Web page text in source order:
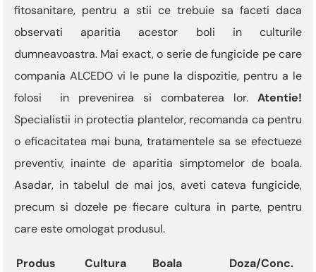
fitosanitare, pentru a stii ce trebuie sa faceti daca
observati aparitia acestor boli in culturile
dumneavoastra. Mai exact, o serie de fungicide pe care
compania ALCEDO vi le pune la dispozitie, pentru a le
folosi in prevenirea si combaterea lor. Atentie!
Specialistii in protectia plantelor, recomanda ca pentru
o eficacitatea mai buna, tratamentele sa se efectueze
preventiv, inainte de aparitia simptomelor de boala.
Asadar, in tabelul de mai jos, aveti cateva fungicide,
precum si dozele pe fiecare cultura in parte, pentru
care este omologat produsul.
Produs Cultura Boala Doza/Conc.